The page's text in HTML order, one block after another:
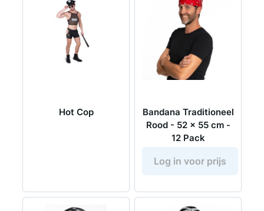
Hot Cop
Bandana Traditioneel
Rood - 52 x 55 cm -
12 Pack
Log in voor prijs